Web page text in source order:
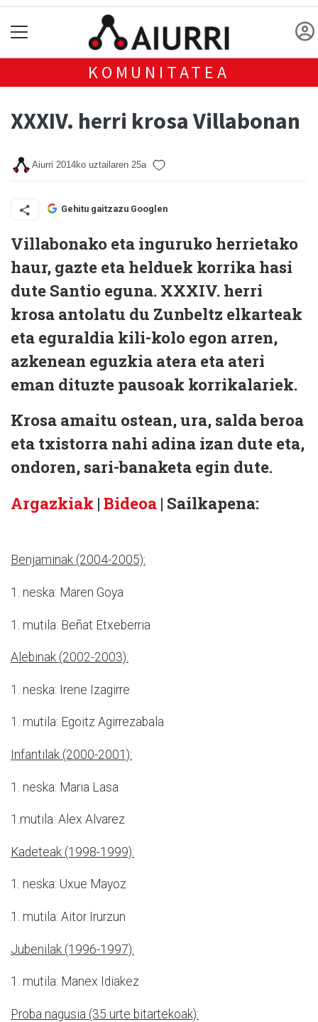
KOMUNITATEA
XXXIV. herri krosa Villabonan
Aiurri 2014ko uztailaren 25a
Gehitu gaitzazu Googlen
Villabonako eta inguruko herrietako
haur, gazte eta helduek korrika hasi
dute Santio eguna. XXXIV. herri
krosa antolatu du Zunbeltz elkarteak
eta eguraldia kili-kolo egon arren,
azkenean eguzkia atera eta ateri
eman dituzte pausoak korrikalariek.
Krosa amaitu ostean, ura, salda beroa
eta txistorra nahi adina izan dute eta,
ondoren, sari-banaketa egin dute.
Argazkiak | Bideoa | Sailkapena:
Benjaminak (2004-2005):
1. neska: Maren Goya
1. mutila: Beñat Etxeberria
Alebinak (2002-2003):
1. neska: Irene Izagirre
1. mutila: Egoitz Agirrezabala
Infantilak (2000-2001):
1. neska: Maria Lasa
1.mutila: Alex Alvarez
Kadeteak (1998-1999):
1. neska: Uxue Mayoz
1. mutila: Aitor Irurzun
Jubenilak (1996-1997):
1. mutila: Manex Idiakez
Proba nagusia (35 urte bitartekoak):